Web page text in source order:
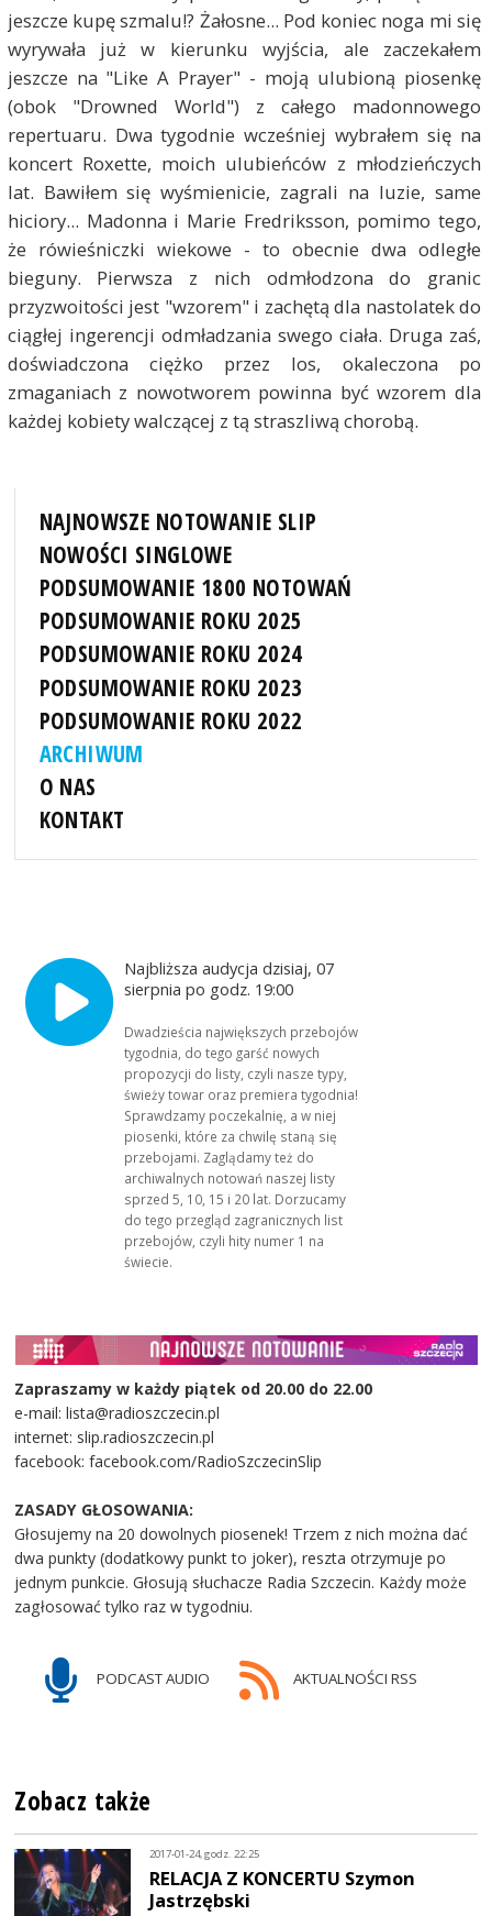
jeszcze kupę szmalu!? Żałosne... Pod koniec noga mi się
wyrywała już w kierunku wyjścia, ale zaczekałem
jeszcze na "Like A Prayer" - moją ulubioną piosenkę
(obok "Drowned World") z całego madonnowego
repertuaru. Dwa tygodnie wcześniej wybrałem się na
koncert Roxette, moich ulubieńców z młodzieńczych
lat. Bawiłem się wyśmienicie, zagrali na luzie, same
hiciory... Madonna i Marie Fredriksson, pomimo tego,
że rówieśniczki wiekowe - to obecnie dwa odległe
bieguny. Pierwsza z nich odmłodzona do granic
przyzwoitości jest "wzorem" i zachętą dla nastolatek do
ciągłej ingerencji odmładzania swego ciała. Druga zaś,
doświadczona ciężko przez los, okaleczona po
zmaganiach z nowotworem powinna być wzorem dla
każdej kobiety walczącej z tą straszliwą chorobą.
NAJNOWSZE NOTOWANIE SLIP
NOWOŚCI SINGLOWE
PODSUMOWANIE 1800 NOTOWAŃ
PODSUMOWANIE ROKU 2025
PODSUMOWANIE ROKU 2024
PODSUMOWANIE ROKU 2023
PODSUMOWANIE ROKU 2022
ARCHIWUM
O NAS
KONTAKT
Najbliższa audycja dzisiaj, 07
sierpnia po godz. 19:00
Dwadzieścia największych przebojów
tygodnia, do tego garść nowych
propozycji do listy, czyli nasze typy,
świeży towar oraz premiera tygodnia!
Sprawdzamy poczekalnię, a w niej
piosenki, które za chwilę staną się
przebojami. Zaglądamy też do
archiwalnych notowań naszej listy
sprzed 5, 10, 15 i 20 lat. Dorzucamy
do tego przegląd zagranicznych list
przebojów, czyli hity numer 1 na
świecie.
Zapraszamy w każdy piątek od 20.00 do 22.00
e-mail: lista@radioszczecin.pl
internet: slip.radioszczecin.pl
facebook: facebook.com/RadioSzczecinSlip
ZASADY GŁOSOWANIA:
Głosujemy na 20 dowolnych piosenek! Trzem z nich można dać
dwa punkty (dodatkowy punkt to joker), reszta otrzymuje po
jednym punkcie. Głosują słuchacze Radia Szczecin. Każdy może
zagłosować tylko raz w tygodniu.
PODCAST AUDIO AKTUALNOŚCI RSS
Zobacz także
2017-01-24, godz. 22:25
RELACJA Z KONCERTU Szymon
Jastrzębski